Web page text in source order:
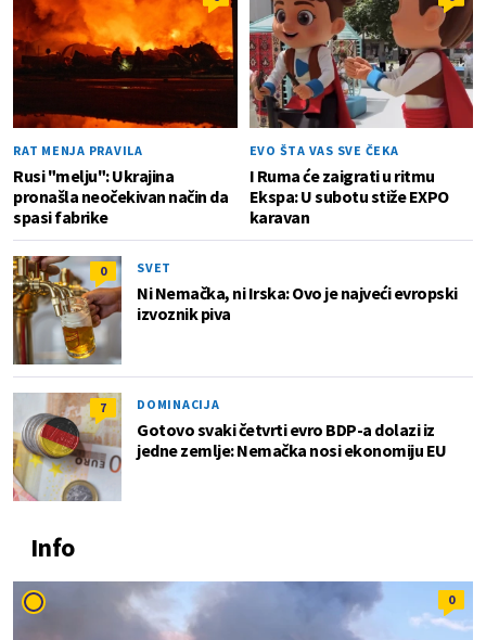
RAT MENJA PRAVILA
Rusi "melju": Ukrajina
pronašla neočekivan način da
spasi fabrike
EVO ŠTA VAS SVE ČEKA
I Ruma će zaigrati u ritmu
Ekspa: U subotu stiže EXPO
karavan
0 SVET
Ni Nemačka, ni Irska: Ovo je najveći evropski
izvoznik piva
7 DOMINACIJA
Gotovo svaki četvrti evro BDP-a dolazi iz
jedne zemlje: Nemačka nosi ekonomiju EU
Info
0